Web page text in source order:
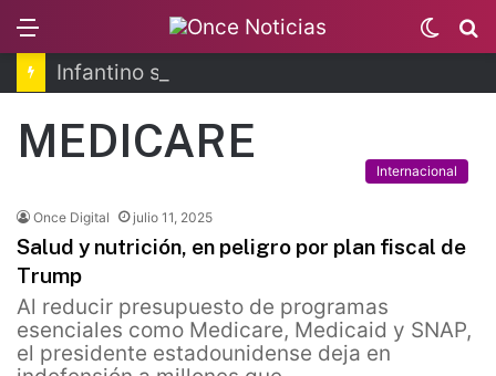
Switch
skin
MEDICARE
Internacional
Once Digital julio 11, 2025
Salud y nutrición, en peligro por plan fiscal de
Trump
Al reducir presupuesto de programas
esenciales como Medicare, Medicaid y SNAP,
el presidente estadounidense deja en